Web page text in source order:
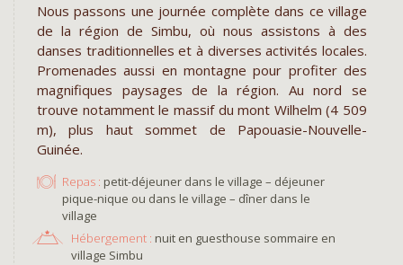
Nous passons une journée complète dans ce village
de la région de Simbu, où nous assistons à des
danses traditionnelles et à diverses activités locales.
Promenades aussi en montagne pour profiter des
magnifiques paysages de la région. Au nord se
trouve notamment le massif du mont Wilhelm (4 509
m), plus haut sommet de Papouasie-Nouvelle-
Guinée.
Repas : petit-déjeuner dans le village – déjeuner
pique-nique ou dans le village – dîner dans le
village
Hébergement : nuit en guesthouse sommaire en
village Simbu